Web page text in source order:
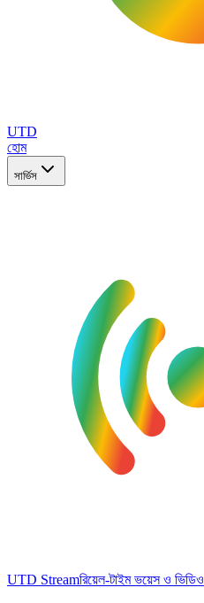
UTD
হোম
সার্ভিস
UTD Streamরিয়েল-টাইম ভয়েস ও ভিডিও